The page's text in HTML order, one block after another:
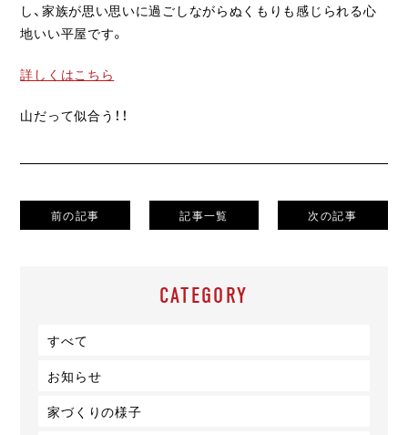
スタッフ紹介
採用情報
し、家族が思い思いに過ごしながらぬくもりも感じられる心
地いい平屋です。
詳しくはこちら
山だって似合う！！
前の記事 記事一覧 次の記事
CATEGORY
すべて
お知らせ
家づくりの様子